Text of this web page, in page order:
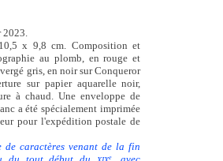
x 9,8 cm. Composition et
au plomb, en rouge et
gris, en noir sur Conqueror
sur papier aquarelle noir,
à chaud. Une enveloppe de
a été spécialement imprimée
pour l'expédition postale de
de caractères venant de la fin
e